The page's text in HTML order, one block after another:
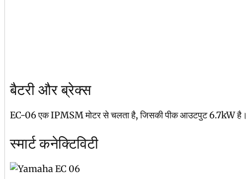
बैटरी और ब्रेक्स
EC-06 एक IPMSM मोटर से चलता है, जिसकी पीक आउटपुट 6.7kW है।
स्मार्ट कनेक्टिविटी